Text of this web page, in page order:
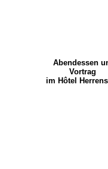
Abendessen
Vortrag
im Hôtel